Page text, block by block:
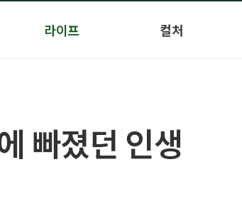
라이프 컬처
빠졌던 인생